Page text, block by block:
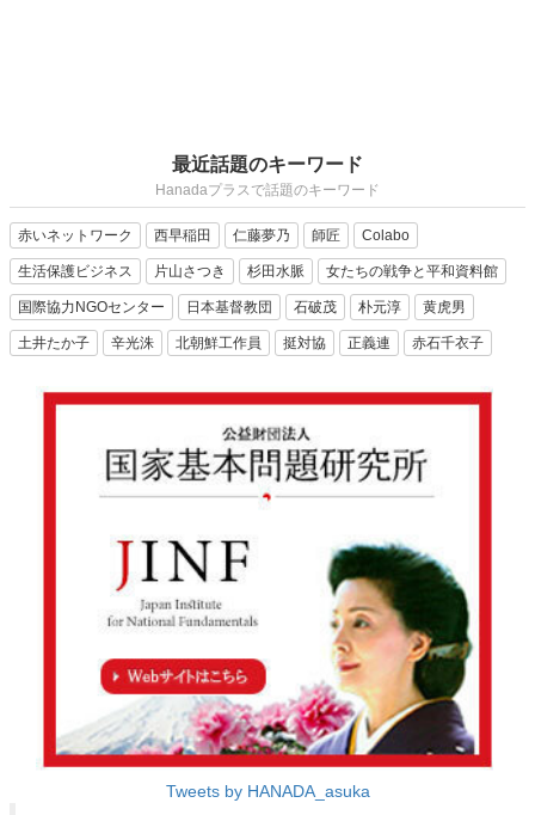
最近話題のキーワード
Hanadaプラスで話題のキーワード
赤いネットワーク 西早稲田 仁藤夢乃 師匠 Colabo
生活保護ビジネス 片山さつき 杉田水脈 女たちの戦争と平和資料館
国際協力NGOセンター 日本基督教団 石破茂 朴元淳 黄虎男
土井たか子 辛光洙 北朝鮮工作員 挺対協 正義連 赤石千衣子
Tweets by HANADA_asuka